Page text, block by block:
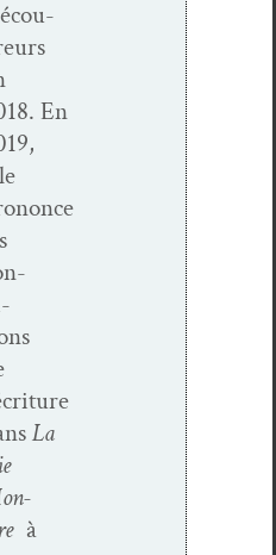
En
La
à